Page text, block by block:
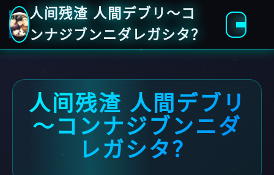
人间残渣 人間デブリ～コ
ンナジブンニダレガシタ？
人间残渣 人間デブリ
～コンナジブンニダ
レガシタ？